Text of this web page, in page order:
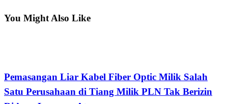
You Might Also Like
Pemasangan Liar Kabel Fiber Optic Milik Salah
Satu Perusahaan di Tiang Milik PLN Tak Berizin